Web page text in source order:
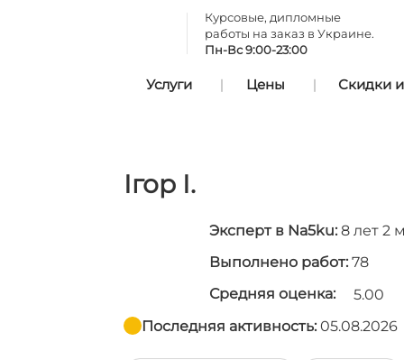
Курсовые, дипломные
работы на заказ в Украине.
Пн-Вс 9:00-23:00
Услуги Цены Скидки
Ігор І.
Эксперт в Na5ku: 8 лет 2
Выполнено работ: 78
Средняя оценка:
5.00
Последняя активность: 05.08.2026